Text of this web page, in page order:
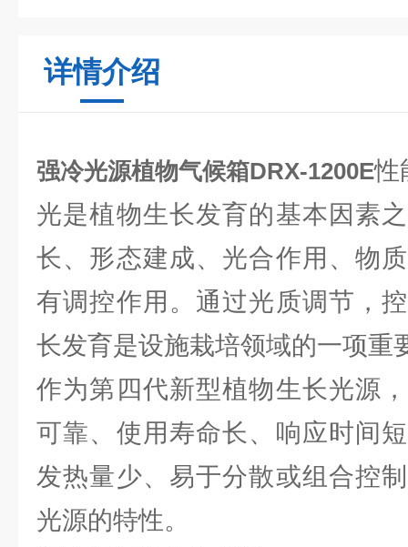
详情介绍
强冷光源植物气候箱DRX-1200E性
光是植物生长发育的基本因素
长、形态建成、光合作用、物
有调控作用。通过光质调节，
长发育是设施栽培领域的一项重
作为第四代新型植物生长光源
可靠、使用寿命长、响应时间
发热量少、易于分散或组合控
光源的特性。